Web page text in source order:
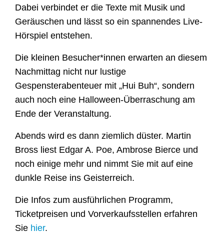
Dabei verbindet er die Texte mit Musik und
Geräuschen und lässt so ein spannendes Live-
Hörspiel entstehen.
Die kleinen Besucher*innen erwarten an diesem
Nachmittag nicht nur lustige
Gespensterabenteuer mit „Hui Buh“, sondern
auch noch eine Halloween-Überraschung am
Ende der Veranstaltung.
Abends wird es dann ziemlich düster. Martin
Bross liest Edgar A. Poe, Ambrose Bierce und
noch einige mehr und nimmt Sie mit auf eine
dunkle Reise ins Geisterreich.
Die Infos zum ausführlichen Programm,
Ticketpreisen und Vorverkaufsstellen erfahren
Sie hier.